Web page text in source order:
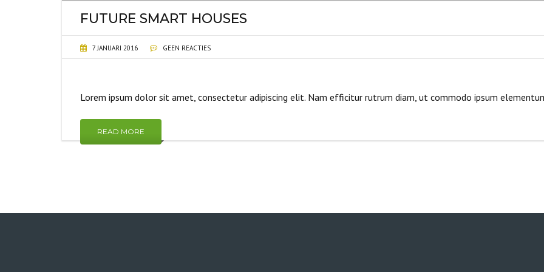
FUTURE SMART HOUSES
7 JANUARI 2016 GEEN REACTIES
Lorem ipsum dolor sit amet, consectetur adipiscing elit. Nam efficitur rutrum diam, ut commodo ipsum
READ MORE